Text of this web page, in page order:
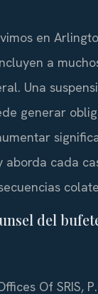
en
a
Una
generar
aborda cada
del
Of SRIS,